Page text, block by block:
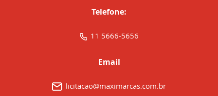
Telefone:
11 5666-5656
Email
licitacao@maximarcas.com.br